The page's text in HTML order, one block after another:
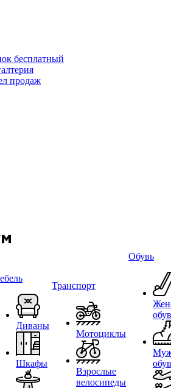
бесплатный
продаж
Диваны
Шкафы
Транспорт
Мотоциклы
Взрослые
велосипеды
Обувь